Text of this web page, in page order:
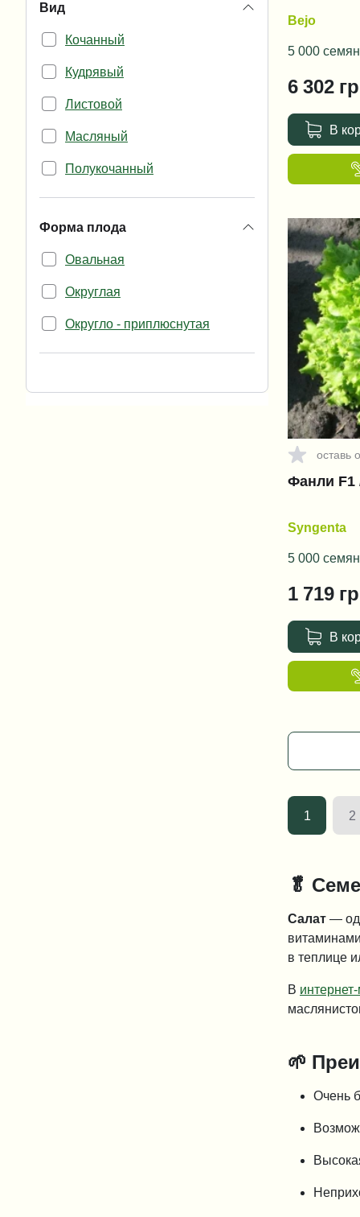
Саланова
Фризе
Фриллис
Эндивий
Вид
Кочанный
Кудрявый
Листовой
Масляный
Полукочанный
Форма плода
Овальная
Округлая
Округло - приплюснутая
Bejo
5 000 семян
6 302
В
оставь
Фанли F1
Syngenta
5 000 семян
1 719
В
1 2
🥬
Салат —
в теплице
В
🌱
Очень